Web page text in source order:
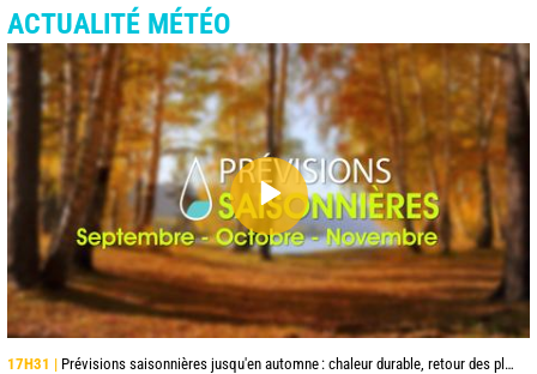
ACTUALITÉ MÉTÉO
17H31 | Prévisions saisonnières jusqu'en automne : chaleur durable, retour des pluies en octobre et surtout novembre